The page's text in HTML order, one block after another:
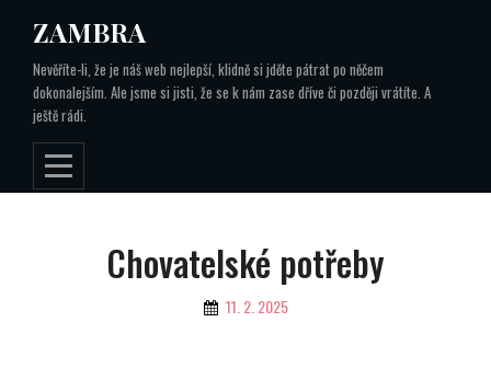
content
ZAMBRA
Nevěříte-li, že je náš web nejlepší, klidně si jděte pátrat po něčem
dokonalejším. Ale jsme si jisti, že se k nám zase dříve či později vrátíte. A
ještě rádi.
Chovatelské potřeby
By 11. 2. 2025
Navigace